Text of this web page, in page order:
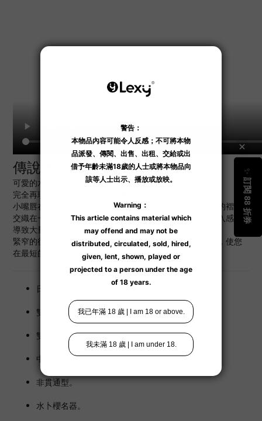
傳說中的傑作復活了！
可愛的水卜櫻出現在日本 NPG 名器の証明【修改版】中！
完全再現水卜櫻的雙穴，肉厚感牢牢地握住您的陰莖！
小嘴唇在插入後時而調皮地顫動，膣內的疣粒和緊貼頸部的褶皺
交織在一起，子宮前庭佈滿細疣的褶皺，創造了出色的插入感，
導致大量射精！
緊窄的後穴充滿細褶皺，粗大肉棒擠進壓迫感強烈的後穴，使您
在最短的時間內達到最大的快感！
日本進口。
雙層構造。
雙穴構造。
中型女優名器。
非貫通型。
水卜櫻名器。